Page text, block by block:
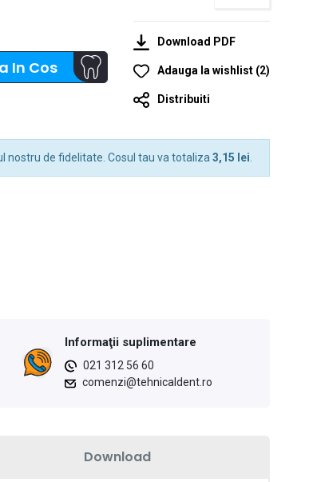
Download PDF
Adauga la wishlist (2)
Distribuiti
In Cos
nostru de fidelitate. Cosul tau va totaliza 3,15 lei
Informaţii suplimentare
021 312 56 60
comenzi@tehnicaldent.ro
Download